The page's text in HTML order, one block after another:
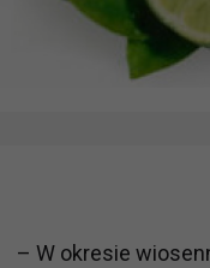
– W okresie